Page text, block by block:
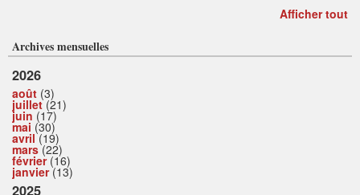
Afficher tout
Archives mensuelles
2026
août (3)
juillet(21)
juin (17)
mai (30)
avril(19)
mars(22)
février(16)
janvier(13)
2025